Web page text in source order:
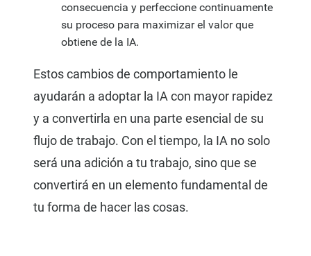
consecuencia y perfeccione continuamente
su proceso para maximizar el valor que
obtiene de la IA.
Estos cambios de comportamiento le
ayudarán a adoptar la IA con mayor rapidez
y a convertirla en una parte esencial de su
flujo de trabajo. Con el tiempo, la IA no solo
será una adición a tu trabajo, sino que se
convertirá en un elemento fundamental de
tu forma de hacer las cosas.